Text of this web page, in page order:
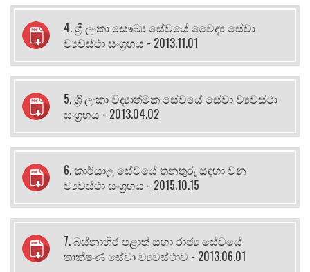
4. ශ්‍රී ලංකා සෞඛ්‍ය සේවයේ වෛද්‍ය සේවා
ව්‍යවස්ථා සංග්‍රහය - 2013.11.01
5. ශ්‍රී ලංකා විද්‍යාත්මක සේවයේ සේවා ව්‍යවස්ථා
සංග්‍රහය - 2013.04.02
6. කාර්යාල සේවයේ තනතුරු සඳහා වන
ව්‍යවස්ථා සංග්‍රහය - 2015.10.15
7. බස්නාහිර පළාත් සභා රාජ්‍ය සේවයේ
තාක්ෂණ සේවා ව්‍යවස්ථාව - 2013.06.01